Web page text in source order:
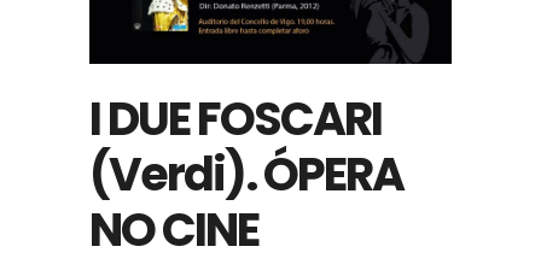
I DUE FOSCARI
(Verdi). ÓPERA
NO CINE